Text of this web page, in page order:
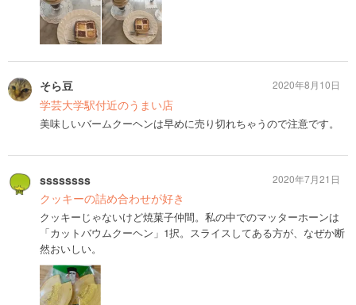
そら豆
学芸大学駅付近のうまい店
美味しいバームクーヘンは早めに売り切れちゃうので注意です。
2020年8月10日
ssssssss
クッキーの詰め合わせが好き
クッキーじゃないけど焼菓子仲間。私の中でのマッターホーンは
「カットバウムクーヘン」1択。スライスしてある方が、なぜか断
然おいしい。
2020年7月21日